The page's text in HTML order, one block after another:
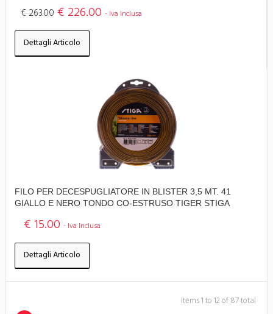
€ 263.00 € 226.00 - Iva Inclusa
Dettagli Articolo
FILO PER DECESPUGLIATORE IN BLISTER 3,5 MT. 41
GIALLO E NERO TONDO CO-ESTRUSO TIGER STIGA
€ 15.00 - Iva Inclusa
Dettagli Articolo
Items 1 to 12 of 87 total